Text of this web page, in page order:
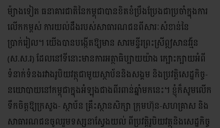
ម៉្យាងទៀត ធនាគារជាតិនៃកម្ពុជាបានខិតខំប្រឹងប្រែងជាប្រចាំក្នុងការ
លើកកម្ពស់ ការយល់ដឹងរបស់សាធារណជនពីសារៈសំខាន់នៃ
ប្រាក់រៀល។ យើងបានបង្កើតឱ្យមាន សារមន្ទីរព្រះស្រីឦសានវរ្ម័ន
(ស.ស.រ) ដែលនៅទីនោះមានការអត្ថាធិប្បាយយ៉ាង ក្បោះក្បាយអំពី
ទំនាក់ទំនងរវាងរូបិយវត្ថុជាមួយស្ថាប័ននិងសង្គម និងប្រវត្តិសេដ្ឋកិច្ច-
នយោបាយនៅកម្ពុជាក្នុងអំឡុងជាងពីរពាន់ឆ្នាំមកនេះ។ ខ្ញុំក៏សូមលើក
ទឹកចិត្តឱ្យក្រសួង- ស្ថាប័ន គ្រឹះស្ថានសិក្សា ក្រុមហ៊ុន-សហគ្រាស និង
សាធារណជនចូលរួមទស្សនាស្វែងយល់ ពីប្រវត្តិរូបិយវត្ថុនិងសេដ្ឋកិច្ច